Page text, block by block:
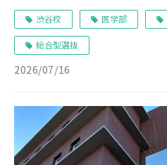
渋谷校 医学部
総合型選抜
2026/07/16